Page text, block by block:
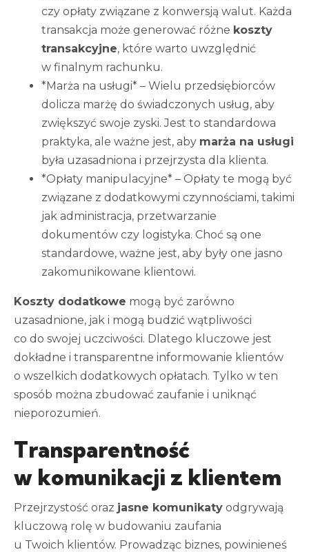
czy opłaty związane z konwersją walut. Każda
transakcja może generować różne koszty
transakcyjne, które warto uwzględnić
w finalnym rachunku.
*Marża na usługi* – Wielu przedsiębiorców
dolicza marżę do świadczonych usług, aby
zwiększyć swoje zyski. Jest to standardowa
praktyka, ale ważne jest, aby marża na usługi
była uzasadniona i przejrzysta dla klienta.
*Opłaty manipulacyjne* – Opłaty te mogą być
związane z dodatkowymi czynnościami, takimi
jak administracja, przetwarzanie
dokumentów czy logistyka. Choć są one
standardowe, ważne jest, aby były one jasno
zakomunikowane klientowi.
Koszty dodatkowe mogą być zarówno
uzasadnione, jak i mogą budzić wątpliwości
co do swojej uczciwości. Dlatego kluczowe jest
dokładne i transparentne informowanie klientów
o wszelkich dodatkowych opłatach. Tylko w ten
sposób można zbudować zaufanie i uniknąć
nieporozumień.
Transparentność
w komunikacji z klientem
Przejrzystość oraz jasne komunikaty odgrywają
kluczową rolę w budowaniu zaufania
u Twoich klientów. Prowadząc biznes, powinieneś